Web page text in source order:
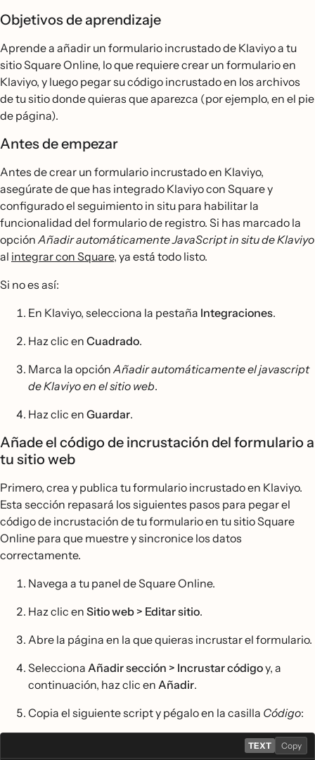
Objetivos de aprendizaje
Aprende a añadir un formulario incrustado de Klaviyo a tu
sitio Square Online, lo que requiere crear un formulario en
Klaviyo, y luego pegar su código incrustado en los archivos
de tu sitio donde quieras que aparezca (por ejemplo, en el pie
de página).
Antes de empezar
Antes de crear un formulario incrustado en Klaviyo,
asegúrate de que has integrado Klaviyo con Square y
configurado el seguimiento in situ para habilitar la
funcionalidad del formulario de registro. Si has marcado la
opciónAñadir automáticamente JavaScript in situ de Klaviyo
al integrar con Square, ya está todo listo.
Si no es así:
En Klaviyo, selecciona la pestaña Integraciones.
Haz clic en Cuadrado.
Marca la opciónAñadir automáticamente el javascript
de Klaviyo en el sitio web.
Haz clic en Guardar.
Añade el código de incrustación del formulario a
tu sitio web
Primero, crea y publica tu formulario incrustado en Klaviyo.
Esta sección repasará los siguientes pasos para pegar el
código de incrustación de tu formulario en tu sitio Square
Online para que muestre y sincronice los datos
correctamente.
Navega a tu panel de Square Online.
Haz clic en Sitio web > Editar sitio.
Abre la página en la que quieras incrustar el formulario.
Selecciona Añadir sección > Incrustar códigoy, a
continuación, haz clic en Añadir.
Copia el siguiente script y pégalo en la casilla Código:
TEXT Copy